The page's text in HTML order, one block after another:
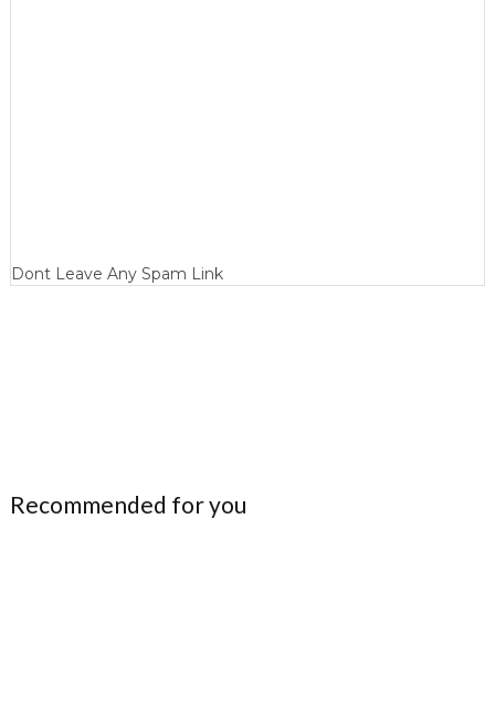
Dont Leave Any Spam Link
Recommended for you